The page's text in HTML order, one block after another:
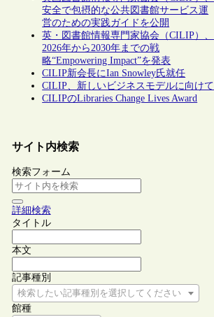
安全で包摂的な公共図書館サービス運
営のための実践ガイドを公開
英・図書館情報専門家協会（CILIP）、
2026年から2030年までの戦
略“Empowering Impact”を発表
CILIP新会長にIan Snowley氏就任
CILIP、新しいビジネスモデルに向けて
CILIPのLibraries Change Lives Award
サイト内検索
検索フォーム
詳細検索
タイトル
本文
記事種別
検索したい記事種別を選択してください
館種